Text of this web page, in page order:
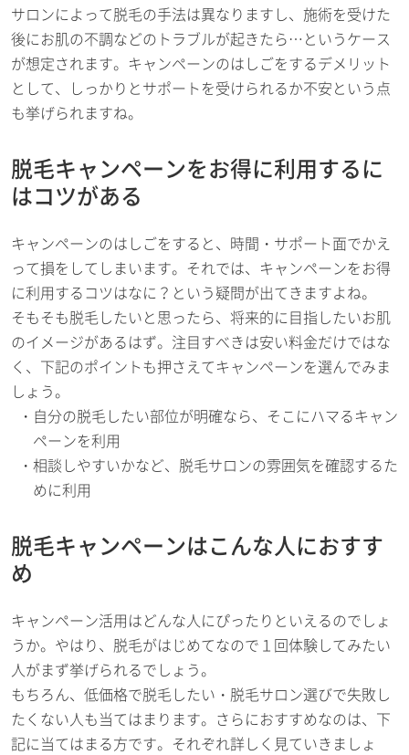
サロンによって脱毛の手法は異なりますし、施術を受けた
後にお肌の不調などのトラブルが起きたら…というケース
が想定されます。キャンペーンのはしごをするデメリット
として、しっかりとサポートを受けられるか不安という点
も挙げられますね。
脱毛キャンペーンをお得に利用するに
はコツがある
キャンペーンのはしごをすると、時間・サポート面でかえ
って損をしてしまいます。それでは、キャンペーンをお得
に利用するコツはなに？という疑問が出てきますよね。
そもそも脱毛したいと思ったら、将来的に目指したいお肌
のイメージがあるはず。注目すべきは安い料金だけではな
く、下記のポイントも押さえてキャンペーンを選んでみま
しょう。
自分の脱毛したい部位が明確なら、そこにハマるキャン
ペーンを利用
相談しやすいかなど、脱毛サロンの雰囲気を確認するた
めに利用
脱毛キャンペーンはこんな人におすす
め
キャンペーン活用はどんな人にぴったりといえるのでしょ
うか。やはり、脱毛がはじめてなので１回体験してみたい
人がまず挙げられるでしょう。
もちろん、低価格で脱毛したい・脱毛サロン選びで失敗し
たくない人も当てはまります。さらにおすすめなのは、下
記に当てはまる方です。それぞれ詳しく見ていきましょ